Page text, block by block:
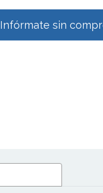
Infórmate sin